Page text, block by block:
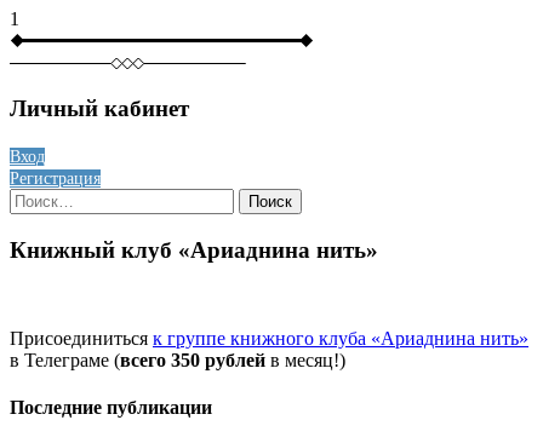
1
Личный кабинет
Вход
Регистрация
Найти:
Книжный клуб «Ариаднина нить»
Присоединиться к группе книжного клуба «Ариаднина нить»
в Телеграме (всего 350 рублей в месяц!)
Последние публикации